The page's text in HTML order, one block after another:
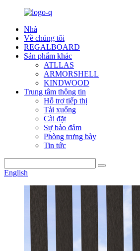
Nhà
Về chúng tôi
REGALBOARD
Sản phẩm khác
ATLLAS
ARMORSHELL
KINDWOOD
Trung tâm thông tin
Hỗ trợ tiếp thị
Tải xuống
Cài đặt
Sự bảo đảm
Phòng trưng bày
Tin tức
English